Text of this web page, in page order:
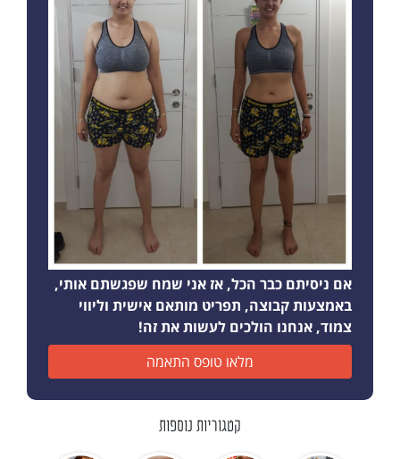
אם ניסיתם כבר הכל, אז אני שמח שפגשתם אותי,
באמצעות קבוצה, תפריט מותאם אישית וליווי
צמוד, אנחנו הולכים לעשות את זה!
מלאו טופס התאמה
קטגוריות נוספות